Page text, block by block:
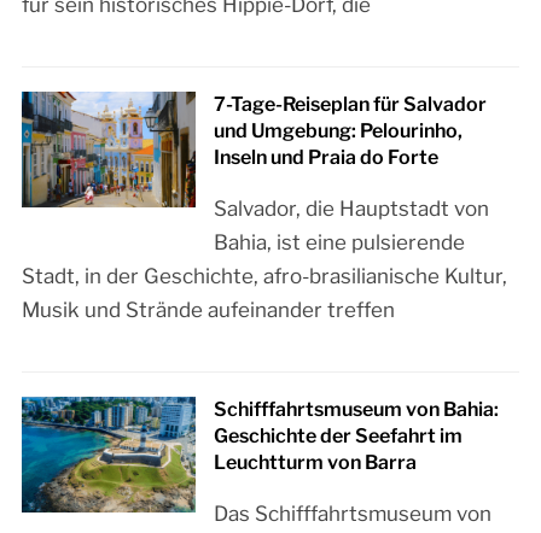
7-Tage-Reiseplan für Salvador
und Umgebung: Pelourinho,
Inseln und Praia do Forte
Salvador, die Hauptstadt von
Bahia, ist eine pulsierende
Stadt, in der Geschichte, afro-brasilianische Kultur,
Musik und Strände aufeinander treffen
Schifffahrtsmuseum von Bahia:
Geschichte der Seefahrt im
Leuchtturm von Barra
Das Schifffahrtsmuseum von